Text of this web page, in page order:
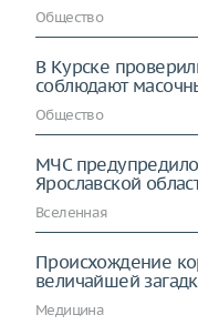
Общество
В Курске
соблюдают
Общество
МЧС
Ярославской
Вселенная
Происхождение
величайшей
Медицина